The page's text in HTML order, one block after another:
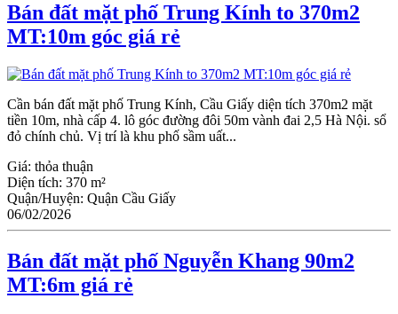
Bán đất mặt phố Trung Kính to 370m2
MT:10m góc giá rẻ
Cần bán đất mặt phố Trung Kính, Cầu Giấy diện tích 370m2 mặt
tiền 10m, nhà cấp 4. lô góc đường đôi 50m vành đai 2,5 Hà Nội. sổ
đỏ chính chủ. Vị trí là khu phố sầm uất...
Giá: thỏa thuận
Diện tích: 370 m²
Quận/Huyện: Quận Cầu Giấy
06/02/2026
Bán đất mặt phố Nguyễn Khang 90m2
MT:6m giá rẻ